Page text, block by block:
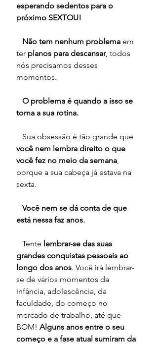
esperando sedentos para o
próximo SEXTOU!
Não tem nenhum problema em
ter planos para descansar, todos
nós precisamos desses
momentos.
torna a sua rotina.
   Sua obsessão é tão grande que
você nem lembra direito o que
você fez no meio da semana,
porque a sua cabeça já estava na
sexta.
está nessa faz anos.
   Tente
lembrar-se das suas
grandes conquistas pessoais ao
longo dos anos. Você irá lembrar-
se de vários momentos da
infância, adolescência, da
faculdade, do começo no
mercado de trabalho, até que
BOM! Alguns anos entre o seu
começo e a fase atual sumiram da